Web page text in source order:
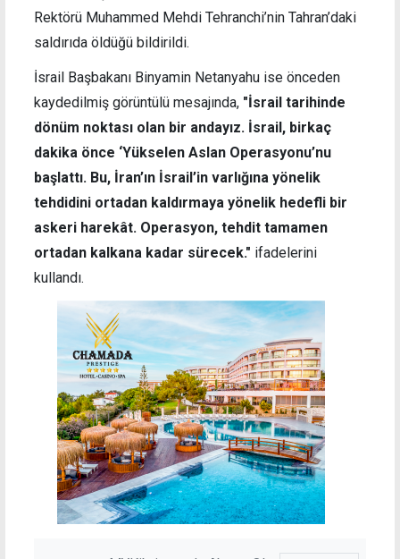
Rektörü Muhammed Mehdi Tehranchi’nin Tahran’daki
saldırıda öldüğü bildirildi.
İsrail Başbakanı Binyamin Netanyahu ise önceden
kaydedilmiş görüntülü mesajında, "İsrail tarihinde
dönüm noktası olan bir andayız. İsrail, birkaç
dakika önce ‘Yükselen Aslan Operasyonu’nu
başlattı. Bu, İran’ın İsrail’in varlığına yönelik
tehdidini ortadan kaldırmaya yönelik hedefli bir
askeri harekât. Operasyon, tehdit tamamen
ortadan kalkana kadar sürecek." ifadelerini
kullandı.